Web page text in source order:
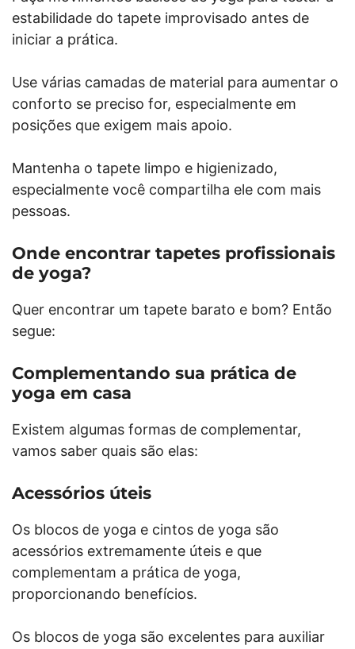
estabilidade do tapete improvisado antes de
iniciar a prática.
Use várias camadas de material para aumentar o
conforto se preciso for, especialmente em
posições que exigem mais apoio.
Mantenha o tapete limpo e higienizado,
especialmente você compartilha ele com mais
pessoas.
Onde encontrar tapetes profissionais
de yoga?
Quer encontrar um tapete barato e bom? Então
segue:
Complementando sua prática de
yoga em casa
Existem algumas formas de complementar,
vamos saber quais são elas:
Acessórios úteis
Os blocos de yoga e cintos de yoga são
acessórios extremamente úteis e que
complementam a prática de yoga,
proporcionando benefícios.
Os blocos de yoga são excelentes para auxiliar